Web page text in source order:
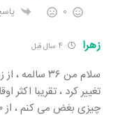
0
زهرا 4 سال قبل
تغییر کرد ، تقریبا